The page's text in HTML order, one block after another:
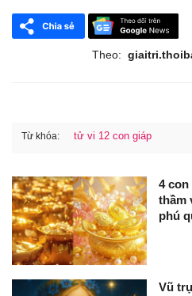
Theo:
Từ khóa: tử vi 12 con giáp
4
thầm
phú
Vũ